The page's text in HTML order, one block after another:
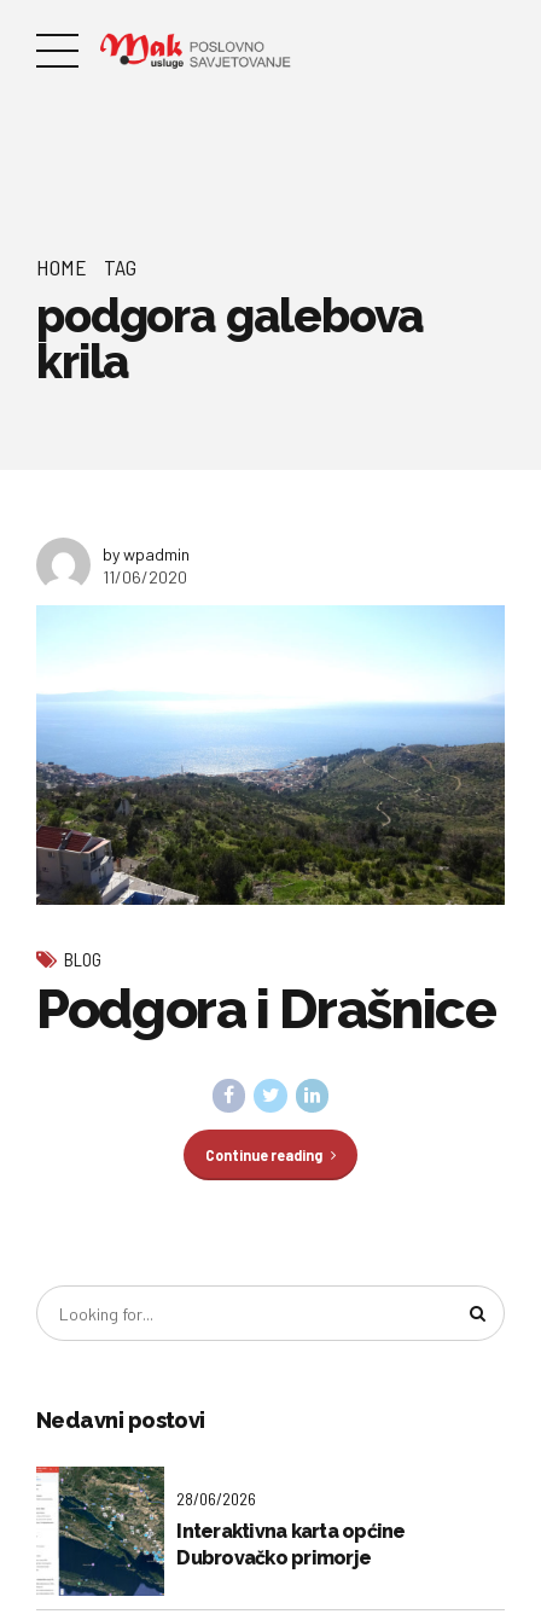
HOME TAG
podgora galebova
krila
by wpadmin
11/06/2020
BLOG
Podgora i Drašnice
Continue reading
Nedavni postovi
28/06/2026
Interaktivna karta općine
Dubrovačko primorje